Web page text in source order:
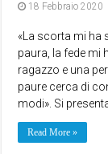
18 Febbraio 2020
«La scorta mi ha
paura, la fede mi
ragazzo e una
paure cerca di
modi». Si presenta
Read More »